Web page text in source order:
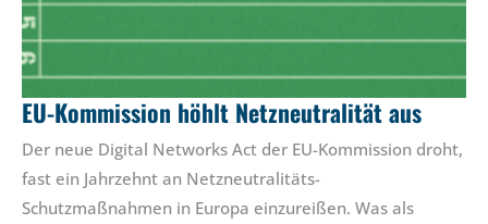
EU-Kommission höhlt Netzneutralität aus
Der neue Digital Networks Act der EU-Kommission droht,
fast ein Jahrzehnt an Netzneutralitäts-
Schutzmaßnahmen in Europa einzureißen. Was als